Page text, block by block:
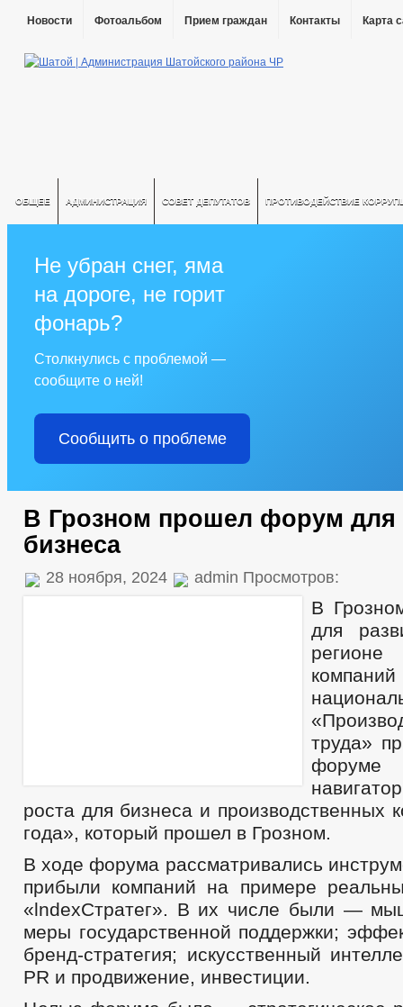
Новости Фотоальбом Прием граждан Контакты Карта
ОБЩЕЕ АДМИНИСТРАЦИЯ СОВЕТ ДЕПУТАТОВ ПРОТИВОДЕЙСТВИЕ
Не убран снег, яма
на дороге, не горит
фонарь?
Столкнулись с проблемой —
сообщите о ней!
Сообщить о проблеме
В Грозном прошел форум для
бизнеса
28 ноября, 2024 admin Просмотров:
В
для
регионе
труда»
роста для бизнеса и производственных
года», который прошел в Грозном.
В ходе форума рассматривались
прибыли компаний на примере
«lndexСтратег». В их числе были —
меры государственной поддержки;
бренд-стратегия; искусственный
PR и продвижение, инвестиции.